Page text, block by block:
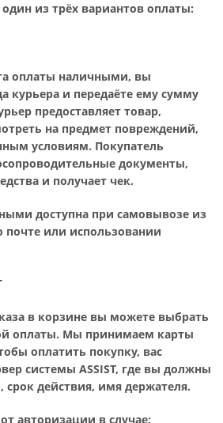
из трёх вариантов оплаты:
оплаты наличными, вы
курьера и передаёте ему сумму
предоставляет товар,
на предмет повреждений,
условиям. Покупатель
документы,
и получает чек.
доступна при самовывозе из
почте или использовании
в корзине вы можете выбрать
оплаты. Мы принимаем карты
оплатить покупку, вас
системы ASSIST, где вы должны
срок действия, имя держателя.
авторизации в случае: